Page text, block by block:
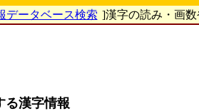
データベース検索 ]漢字の読み・画
る漢字情報